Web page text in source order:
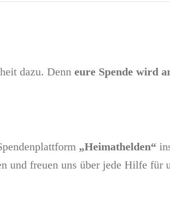
dazu. Denn eure Spende wird
„Heimathelden“
und freuen uns über jede Hilfe für